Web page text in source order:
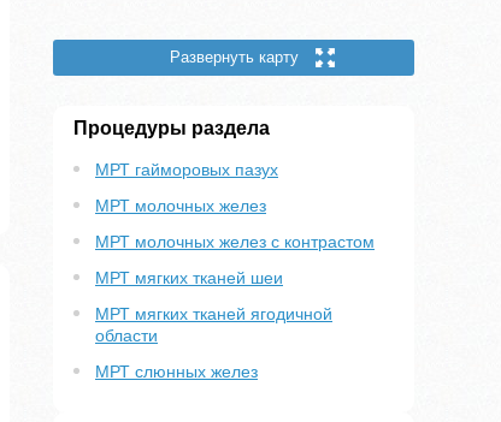
Развернуть карту
Процедуры раздела
МРТ гайморовых пазух
МРТ молочных желез
МРТ молочных желез с контрастом
МРТ мягких тканей шеи
МРТ мягких тканей ягодичной
области
МРТ слюнных желез